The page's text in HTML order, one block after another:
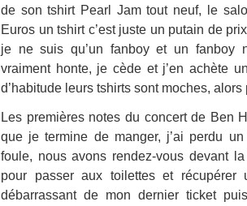
de son tshirt Pearl Jam tout neuf, le
Euros un tshirt c’est juste un putain de
je ne suis qu’un fanboy et un fanboy
vraiment honte, je cède et j’en achète
d’habitude leurs tshirts sont moches,
Les premières notes du concert de Ben
que je termine de manger, j’ai perdu
foule, nous avons rendez-vous devant
pour passer aux toilettes et récupérer
débarrassant de mon dernier ticket